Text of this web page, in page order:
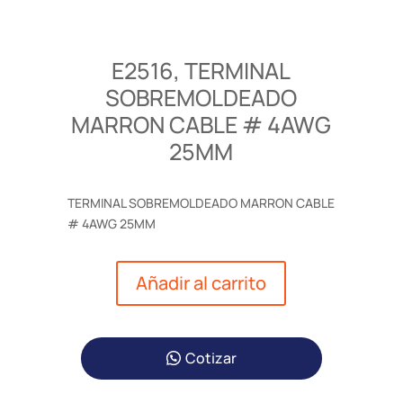
E2516, TERMINAL
SOBREMOLDEADO
MARRON CABLE # 4AWG
25MM
TERMINAL SOBREMOLDEADO MARRON CABLE
# 4AWG 25MM
Añadir al carrito
Cotizar